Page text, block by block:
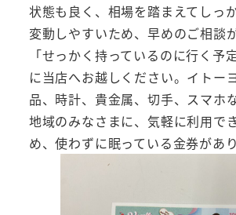
状態も良く、相場を踏まえてしっ
変動しやすいため、早めのご相談
「せっかく持っているのに行く
に当店へお越しください。イトー
品、時計、貴金属、切手、スマホ
地域のみなさまに、気軽に利用で
め、使わずに眠っている金券があ